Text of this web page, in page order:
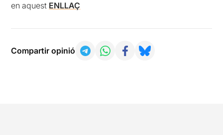
en aquest ENLLAÇ
Compartir opinió